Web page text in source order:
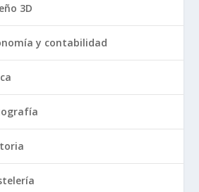
3D
y contabilidad